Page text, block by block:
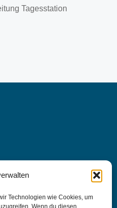
Technologien wie Cookies, um
Wenn du diesen
Tagesstation